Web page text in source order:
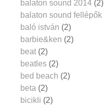
balaton sound 2014 (2)
balaton sound fellépők
baló istván (2)
barbie&ken (2)
beat (2)
beatles (2)
bed beach (2)
beta (2)
bicikli (2)